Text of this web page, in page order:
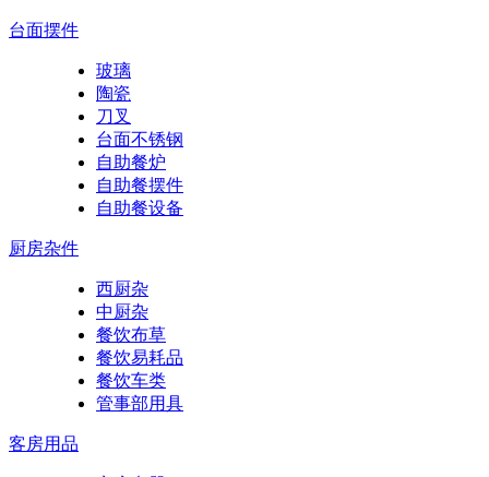
台面摆件
玻璃
陶瓷
刀叉
台面不锈钢
自助餐炉
自助餐摆件
自助餐设备
厨房杂件
西厨杂
中厨杂
餐饮布草
餐饮易耗品
餐饮车类
管事部用具
客房用品